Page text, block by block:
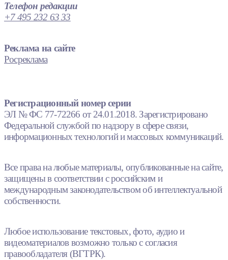
Телефон редакции
+7 495 232 63 33
Реклама на сайте
Росреклама
Регистрационный номер серии
ЭЛ № ФС 77-72266 от 24.01.2018. Зарегистрировано
Федеральной службой по надзору в сфере связи,
информационных технологий и массовых коммуникаций.
Все права на любые материалы, опубликованные на сайте,
защищены в соответствии с российским и
международным законодательством об интеллектуальной
собственности.
Любое использование текстовых, фото, аудио и
видеоматериалов возможно только с согласия
правообладателя (ВГТРК).